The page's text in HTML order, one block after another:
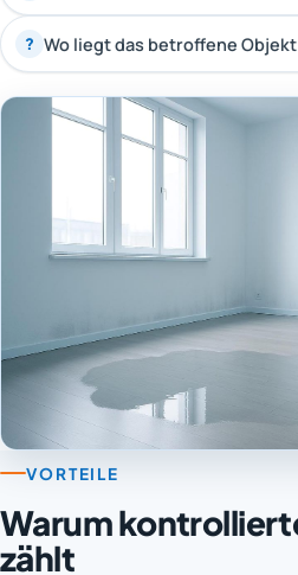
? Wo liegt das betroffene
VORTEILE
Warum
zählt